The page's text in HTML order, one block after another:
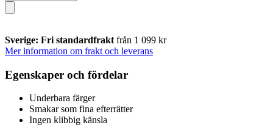
Sverige: Fri standardfrakt från 1 099 kr
Mer information om frakt och leverans
Egenskaper och fördelar
Underbara färger
Smakar som fina efterrätter
Ingen klibbig känsla